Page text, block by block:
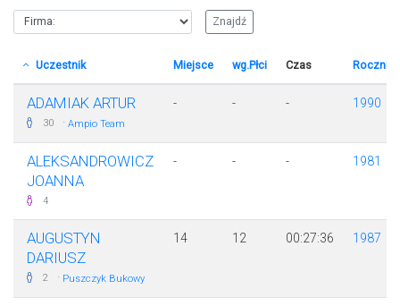
Uczestnik Miejsce wg.Płci Czas Rocznik
ADAMIAK ARTUR
30 · Ampio Team
- - - 1990
ALEKSANDROWICZ
JOANNA
4
- - - 1981
AUGUSTYN
DARIUSZ
2 · Puszczyk Bukowy
14 12 00:27:36 1987